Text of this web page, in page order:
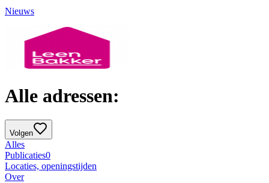
Nieuws
Alle adressen:
Volgen
Alles
Publicaties0
Locaties, openingstijden
Over